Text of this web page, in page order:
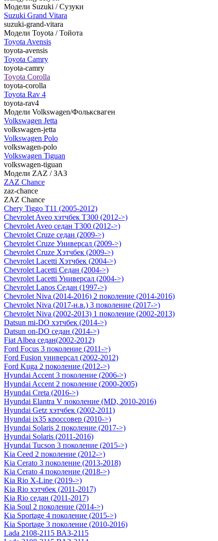
Модели Suzuki / Сузуки
Suzuki Grand Vitara
suzuki-grand-vitara
Модели Toyota / Тойота
Toyota Avensis
toyota-avensis
Toyota Camry
toyota-camry
Toyota Corolla
toyota-corolla
Toyota Rav 4
toyota-rav4
Модели Volkswagen/Фольксваген
Volkswagen Jetta
volkswagen-jetta
Volkswagen Polo
volkswagen-polo
Volkswagen Tiguan
volkswagen-tiguan
Модели ZAZ / ЗАЗ
ZAZ Chance
zaz-chance
ZAZ Chance
Chery Tiggo T11 (2005-2012)
Chevrolet Aveo хэтчбек Т300 (2012->)
Chevrolet Aveo седан Т300 (2012->)
Chevrolet Cruze седан (2009->)
Chevrolet Cruze Универсал (2009->)
Chevrolet Cruze Хэтчбек (2009->)
Chevrolet Lacetti Хэтчбек (2004->)
Chevrolet Lacetti Седан (2004->)
Chevrolet Lacetti Универсал (2004->)
Chevrolet Lanos Седан (1997->)
Chevrolet Niva (2014-2016) 2 поколение (2014-2016)
Chevrolet Niva (2017-н.в.) 3 поколение (2017->)
Chevrolet Niva (2002-2013) 1 поколение (2002-2013)
Datsun mi-DO хэтчбек (2014->)
Datsun on-DO седан (2014->)
Fiat Albea седан(2002-2012)
Ford Focus 3 поколение (2011->)
Ford Fusion универсал (2002-2012)
Ford Kuga 2 поколение (2012->)
Hyundai Accent 3 поколение (2006->)
Hyundai Accent 2 поколение (2000-2005)
Hyundai Creta (2016->)
Hyundai Elantra V поколение (MD, 2010-2016)
Hyundai Getz хэтчбек (2002-2011)
Hyundai ix35 кроссовер (2010->)
Hyundai Solaris 2 поколение (2017->)
Hyundai Solaris (2011-2016)
Hyundai Tucson 3 поколение (2015->)
Kia Ceed 2 поколение (2012->)
Kia Cerato 3 поколение (2013-2018)
Kia Cerato 4 поколение (2018->)
Kia Rio X-Line (2019->)
Kia Rio хэтчбек (2011-2017)
Kia Rio седан (2011-2017)
Kia Soul 2 поколение (2014->)
Kia Sportage 4 поколение (2015->)
Kia Sportage 3 поколение (2010-2016)
Lada 2108-2115 ВАЗ-2115